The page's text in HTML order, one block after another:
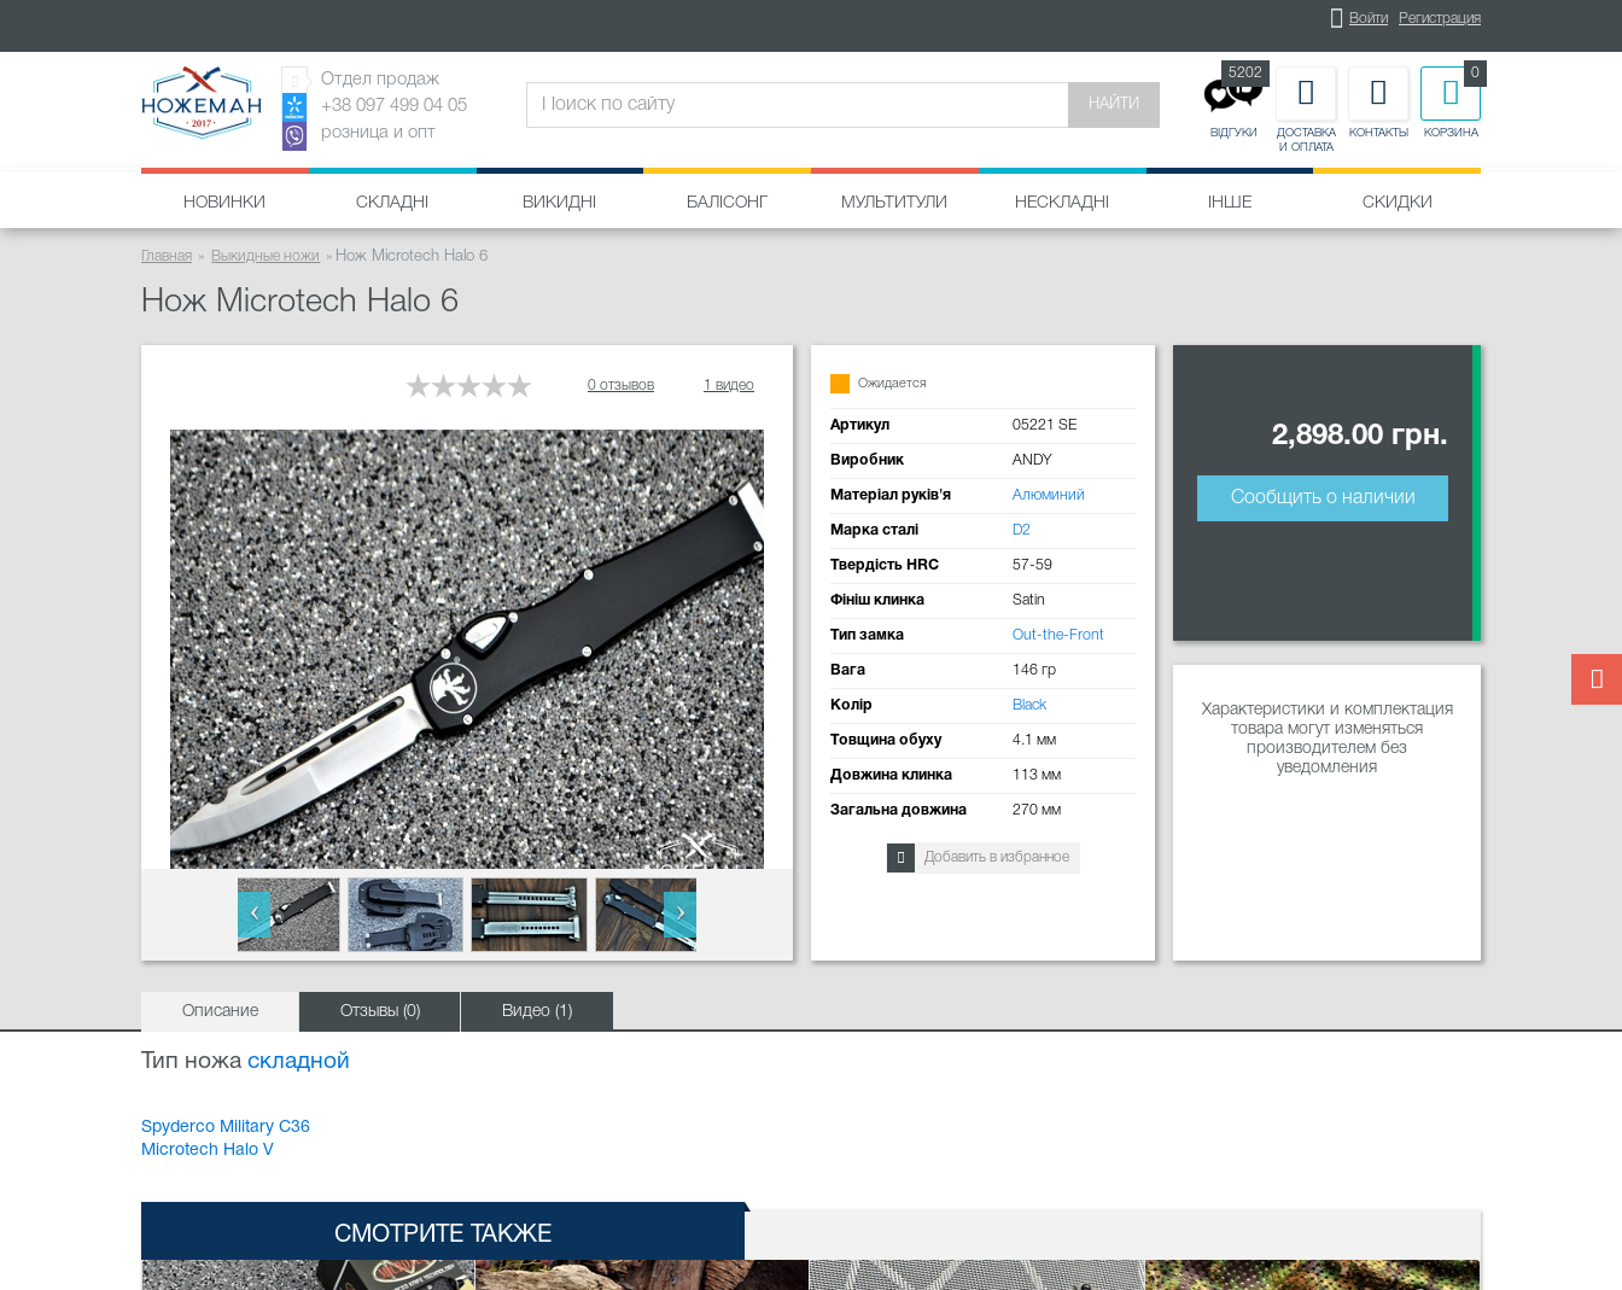
Войти Регистрация
Отдел продаж
+38 097 499 04 05
розница и опт
НАЙТИ
ВІДГУКИ
5202
ДОСТАВКА
И ОПЛАТА
КОНТАКТЫ КОРЗИНА
0
НОВИНКИ СКЛАДНІ ВИКИДНІ БАЛІСОНГ МУЛЬТИТУЛИ НЕСКЛАДНІ ІНШЕ СКИДКИ
Главная Выкидные ножи Нож Microtech Halo 6
Нож Microtech Halo 6
0 отзывов 1 видео Ожидается
Артикул 05221 SE
Виробник ANDY
Матеріал руків'я Алюминий
Марка сталі D2
Твердість HRC 57-59
Фініш клинка Satin
Тип замка Out-the-Front
Вага 146 гр
Колір Black
Товщина обуху 4.1 мм
Довжина клинка 113 мм
Загальна довжина 270 мм
Добавить в избранное
2,898.00 грн.
Сообщить о наличии
Характеристики и комплектация
товара могут изменяться
производителем без
уведомления
Описание Отзывы (0) Видео (1)
Тип ножа складной
Spyderco Military C36
Microtech Halo V
СМОТРИТЕ ТАКЖЕ